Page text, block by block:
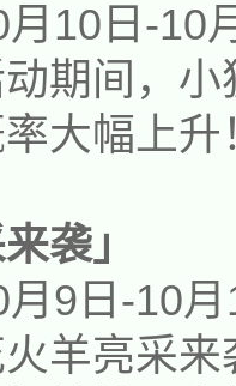
月10 日-10
期间，
大幅上
袭」
月9日-10
羊亮采来